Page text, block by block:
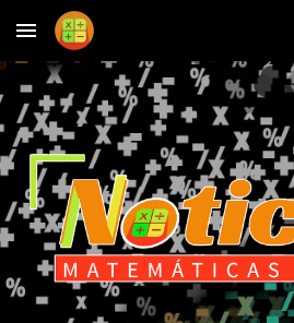
Skip to main content